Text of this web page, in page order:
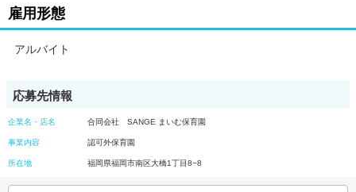
雇用形態
アルバイト
応募先情報
企業名・店名 合同会社 SANGE まいむ保育園
事業内容 認可外保育園
所在地 福岡県福岡市南区大橋1丁目8−8